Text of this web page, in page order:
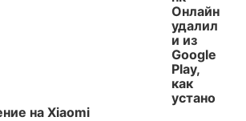
Онлайн
удалил
и из
Google
Play,
как
устано
на Xiaomi